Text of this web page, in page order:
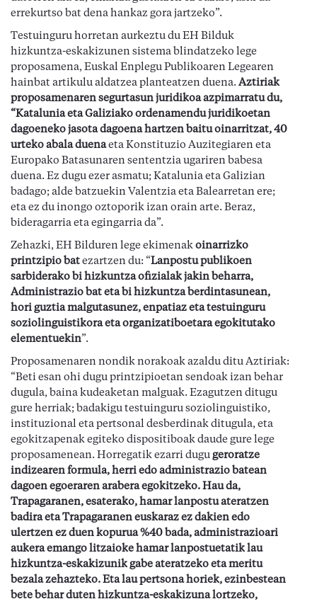
errekurtso bat dena hankaz gora jartzeko”.
Testuinguru horretan aurkeztu du EH Bilduk
hizkuntza-eskakizunen sistema blindatzeko lege
proposamena, Euskal Enplegu Publikoaren Legearen
hainbat artikulu aldatzea planteatzen duena. Aztiriak
proposamenaren segurtasun juridikoa azpimarratu du,
“Katalunia eta Galiziako ordenamendu juridikoetan
dagoeneko jasota dagoena hartzen baitu oinarritzat, 40
urteko abala duenaeta Konstituzio Auzitegiaren eta
Europako Batasunaren sententzia ugariren babesa
duena. Ez dugu ezer asmatu; Katalunia eta Galizian
badago; alde batzuekin Valentzia eta Balearretan ere;
eta ez du inongo oztoporik izan orain arte. Beraz,
bideragarria eta egingarria da”.
Zehazki, EH Bilduren lege ekimenak oinarrizko
printzipio bat ezartzen du: “Lanpostu publikoen
sarbiderako bi hizkuntza ofizialak jakin beharra,
Administrazio bat eta bi hizkuntza berdintasunean,
hori guztia malgutasunez, enpatiaz eta testuinguru
soziolinguistikora eta organizatiboetara egokitutako
elementuekin”.
Proposamenaren nondik norakoak azaldu ditu Aztiriak:
“Beti esan ohi dugu printzipioetan sendoak izan behar
dugula, baina kudeaketan malguak. Ezagutzen ditugu
gure herriak; badakigu testuinguru soziolinguistiko,
instituzional eta pertsonal desberdinak ditugula, eta
egokitzapenak egiteko dispositiboak daude gure lege
proposamenean. Horregatik ezarri dugu geroratze
indizearen formula, herri edo administrazio batean
dagoen egoeraren arabera egokitzeko. Hau da,
Trapagaranen, esaterako, hamar lanpostu ateratzen
badira eta Trapagaranen euskaraz ez dakien edo
ulertzen ez duen kopurua %40 bada, administrazioari
aukera emango litzaioke hamar lanpostuetatik lau
hizkuntza-eskakizunik gabe ateratzeko eta meritu
bezala zehazteko. Eta lau pertsona horiek, ezinbestean
bete behar duten hizkuntza-eskakizuna lortzeko,